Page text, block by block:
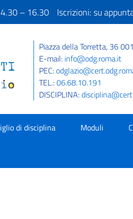
– 16.30 Iscrizioni: su
Piazza della Torretta, 36
E-mail: info@odg.roma.it
PEC:
TEL.:06.68.10.191
DISCIPLINA:
di disciplina Moduli